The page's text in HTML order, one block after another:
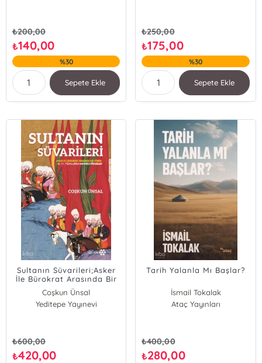
₺200,00
₺140,00
%30
Sepete Ekle
₺250,00
₺175,00
%30
Sepete Ekle
Sultanın Süvarileri;Asker
İle Bürokrat Arasında Bir
Zümre: 16.-17. Yüzyıllarda
Kapıkulu Süvarileri
Coşkun Ünsal
Yeditepe Yayınevi
₺600,00
₺420,00
Tarih Yalanla Mı Başlar?
İsmail Tokalak
Ataç Yayınları
₺400,00
₺280,00